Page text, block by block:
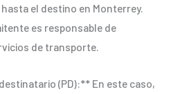
el destino en Monterrey.
es responsable de
de transporte.
(PD):** En este caso,